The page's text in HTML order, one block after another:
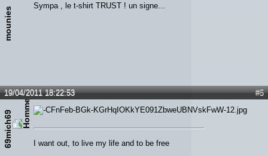
mounies
Sympa , le t-shirt TRUST ! un signe...
#5
19/04/2011 18:22:53
69mich69 I want out, to live my life and to be free